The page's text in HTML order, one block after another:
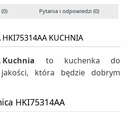
Pytania i odpowiedzi (0)
HKI75314AA KUCHNIA
Kuchnia to kuchenka do
która będzie dobrym
HKI75314AA